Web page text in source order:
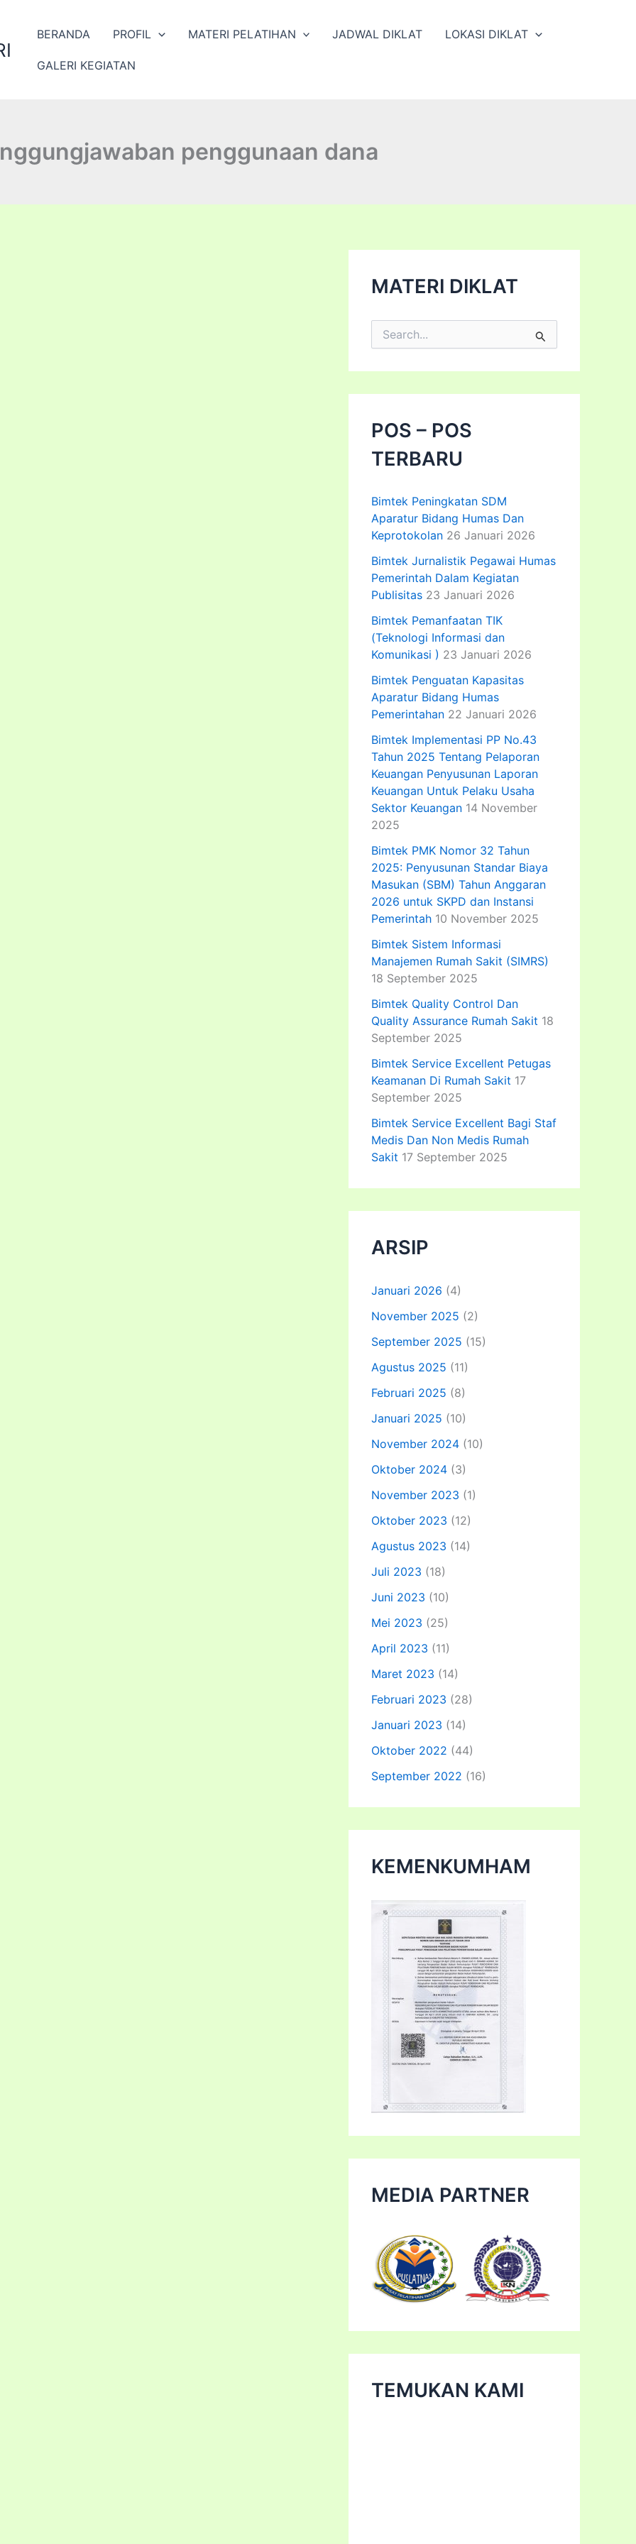
BERANDA PROFIL MATERI PELATIHAN JADWAL DIKLAT LOKASI DIKLAT
GALERI KEGIATAN
penggunaan dana
MATERI DIKLAT
i
n
u
k
:
POS – POS
TERBARU
Bimtek Peningkatan SDM
Aparatur Bidang Humas Dan
Keprotokolan 26 Januari 2026
Bimtek Jurnalistik Pegawai Humas
Pemerintah Dalam Kegiatan
Publisitas 23 Januari 2026
Bimtek Pemanfaatan TIK
(Teknologi Informasi dan
Komunikasi ) 23 Januari 2026
Bimtek Penguatan Kapasitas
Aparatur Bidang Humas
Pemerintahan 22 Januari 2026
Bimtek Implementasi PP No.43
Tahun 2025 Tentang Pelaporan
Keuangan Penyusunan Laporan
Keuangan Untuk Pelaku Usaha
Sektor Keuangan 14 November
2025
Bimtek PMK Nomor 32 Tahun
2025: Penyusunan Standar Biaya
Masukan (SBM) Tahun Anggaran
2026 untuk SKPD dan Instansi
Pemerintah 10 November 2025
Bimtek Sistem Informasi
Manajemen Rumah Sakit (SIMRS)
18 September 2025
Bimtek Quality Control Dan
Quality Assurance Rumah Sakit 18
September 2025
Bimtek Service Excellent Petugas
Keamanan Di Rumah Sakit 17
September 2025
Bimtek Service Excellent Bagi Staf
Medis Dan Non Medis Rumah
Sakit 17 September 2025
ARSIP
Januari 2026 (4)
November 2025 (2)
September 2025 (15)
Agustus 2025 (11)
Februari 2025 (8)
Januari 2025 (10)
November 2024 (10)
Oktober 2024 (3)
November 2023 (1)
Oktober 2023 (12)
Agustus 2023 (14)
Juli 2023 (18)
Juni 2023 (10)
Mei 2023 (25)
April 2023 (11)
Maret 2023 (14)
Februari 2023 (28)
Januari 2023 (14)
Oktober 2022 (44)
September 2022 (16)
KEMENKUMHAM
MEDIA PARTNER
TEMUKAN KAMI